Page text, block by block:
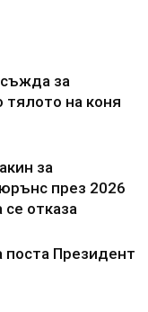
за
тялото на коня
за
през 2026
се отказа
поста Президент